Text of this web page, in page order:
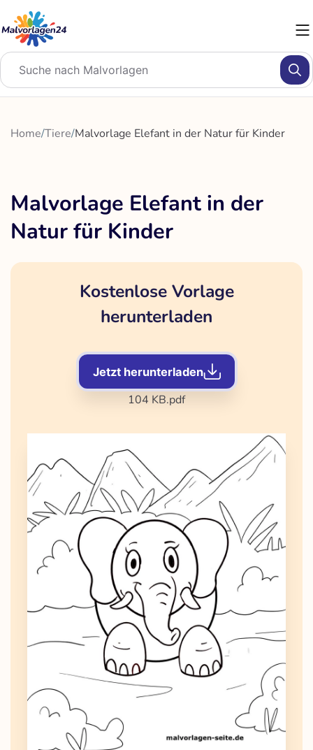
Inhalt
springen
Home/Tiere/Malvorlage Elefant in der Natur für Kinder
Malvorlage Elefant in der
Natur für Kinder
Kostenlose Vorlage
herunterladen
Jetzt herunterladen
104 KB.pdf